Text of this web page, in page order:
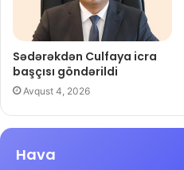
Sədərəkdən Culfaya icra
başçısı göndərildi
Avqust 4, 2026
Hava